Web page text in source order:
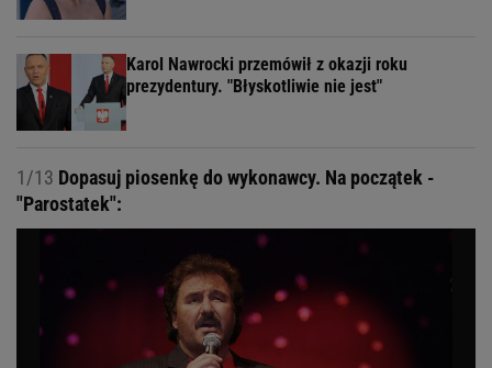
Karol Nawrocki przemówił z okazji roku
prezydentury. "Błyskotliwie nie jest"
1/13 Dopasuj piosenkę do wykonawcy. Na początek -
"Parostatek":